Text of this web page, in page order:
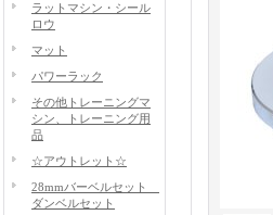
ラットマシン・シール
ロウ
マット
パワーラック
その他トレーニングマ
シン、トレーニング用
品
☆アウトレット☆
28mmバーベルセット
ダンベルセット